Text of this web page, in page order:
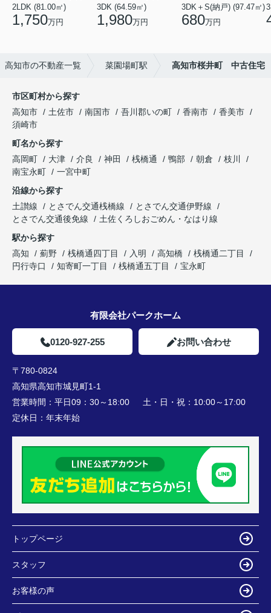
2LDK (81.00㎡)
1,750万円
3DK (64.59㎡)
1,980万円
3DK＋S(納戸) (97.47㎡)
680万円
高知市の不動産一覧 菜園場町駅 高知市桜井町 中古住宅
市区町村から探す
高知市
土佐市 南国市 吾川郡いの町 香南市
香美市
須崎市
町名から探す
高岡町
大津 介良 神田 桟橋通 鴨部 朝倉
枝川
南宝永町
一宮中町
沿線から探す
土讃線
とさでん交通桟橋線
とさでん交通伊野線
とさでん交通後免線
土佐くろしおごめん・なはり線
駅から探す
高知
薊野 桟橋通四丁目 入明 高知橋
桟橋通二丁目
円行寺口
知寄町一丁目 桟橋通五丁目 宝永町
有限会社パークホーム
0120-927-255 お問い合わせ
〒780-0824
高知県高知市城見町1-1
営業時間： 平日09：30～18:00 土・日・祝：10:00～17:00
定休日： 年末年始
トップページ
スタッフ
お客様の声